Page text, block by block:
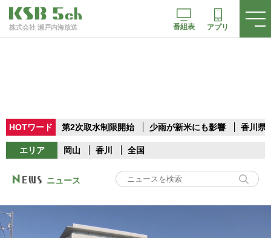
株式会社 瀬戸内海放送 番組表 アプリ
HOTワード 第2次取水制限開始 少雨が新米にも影響 香川県
エリア 岡山 香川 全国
ニュース